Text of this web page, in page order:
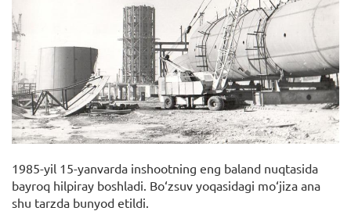
1985-yil 15-yanvarda inshootning eng baland nuqtasida
bayroq hilpiray boshladi. Bo‘zsuv yoqasidagi mo‘jiza ana
shu tarzda bunyod etildi.